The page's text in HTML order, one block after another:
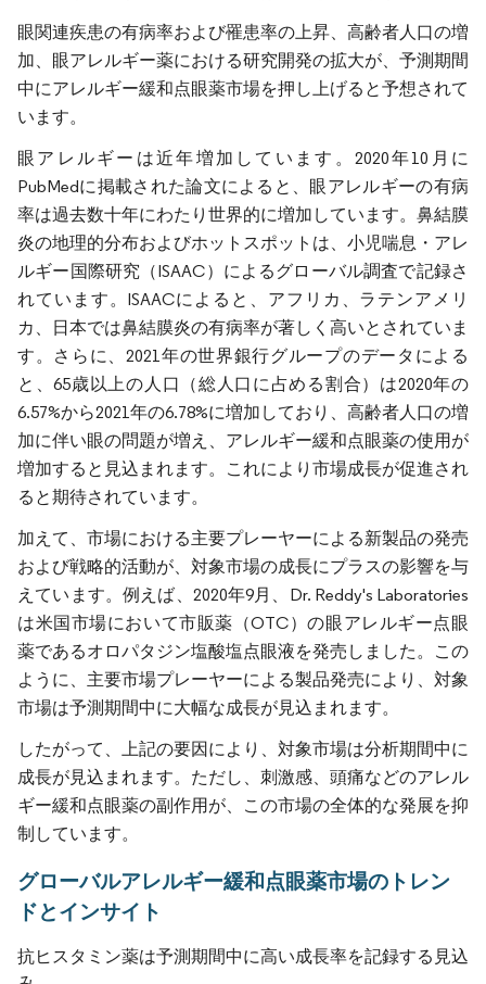
眼関連疾患の有病率および罹患率の上昇、高齢者人口の増
加、眼アレルギー薬における研究開発の拡大が、予測期間
中にアレルギー緩和点眼薬市場を押し上げると予想されて
います。
眼アレルギーは近年増加しています。2020年10月に
PubMedに掲載された論文によると、眼アレルギーの有病
率は過去数十年にわたり世界的に増加しています。鼻結膜
炎の地理的分布およびホットスポットは、小児喘息・アレ
ルギー国際研究（ISAAC）によるグローバル調査で記録さ
れています。ISAACによると、アフリカ、ラテンアメリ
カ、日本では鼻結膜炎の有病率が著しく高いとされていま
す。さらに、2021年の世界銀行グループのデータによる
と、65歳以上の人口（総人口に占める割合）は2020年の
6.57%から2021年の6.78%に増加しており、高齢者人口の増
加に伴い眼の問題が増え、アレルギー緩和点眼薬の使用が
増加すると見込まれます。これにより市場成長が促進され
ると期待されています。
加えて、市場における主要プレーヤーによる新製品の発売
および戦略的活動が、対象市場の成長にプラスの影響を与
えています。例えば、2020年9月、Dr. Reddy's Laboratories
は米国市場において市販薬（OTC）の眼アレルギー点眼
薬であるオロパタジン塩酸塩点眼液を発売しました。この
ように、主要市場プレーヤーによる製品発売により、対象
市場は予測期間中に大幅な成長が見込まれます。
したがって、上記の要因により、対象市場は分析期間中に
成長が見込まれます。ただし、刺激感、頭痛などのアレル
ギー緩和点眼薬の副作用が、この市場の全体的な発展を抑
制しています。
グローバルアレルギー緩和点眼薬市場のトレン
ドとインサイト
抗ヒスタミン薬は予測期間中に高い成長率を記録する見込